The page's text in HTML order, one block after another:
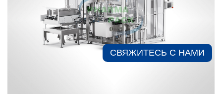
СВЯЖИТЕСЬ С НАМИ​